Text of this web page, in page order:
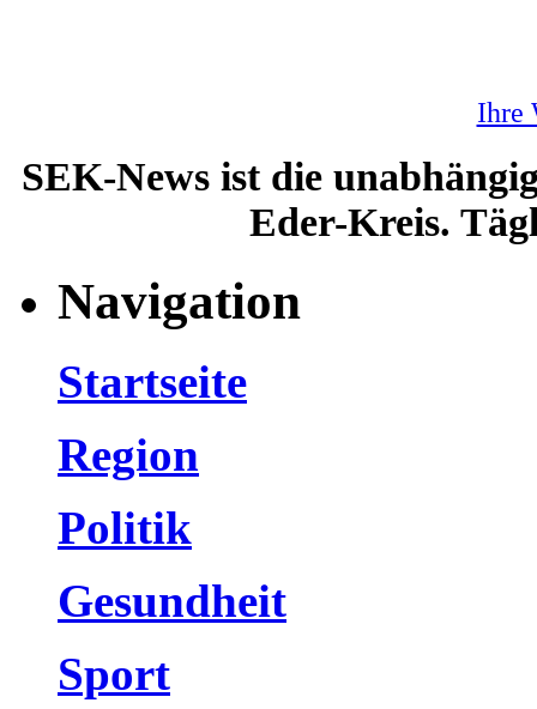
Ihre
SEK-News ist die
Eder-Kreis.
Navigation
Startseite
Region
Politik
Gesundheit
Sport